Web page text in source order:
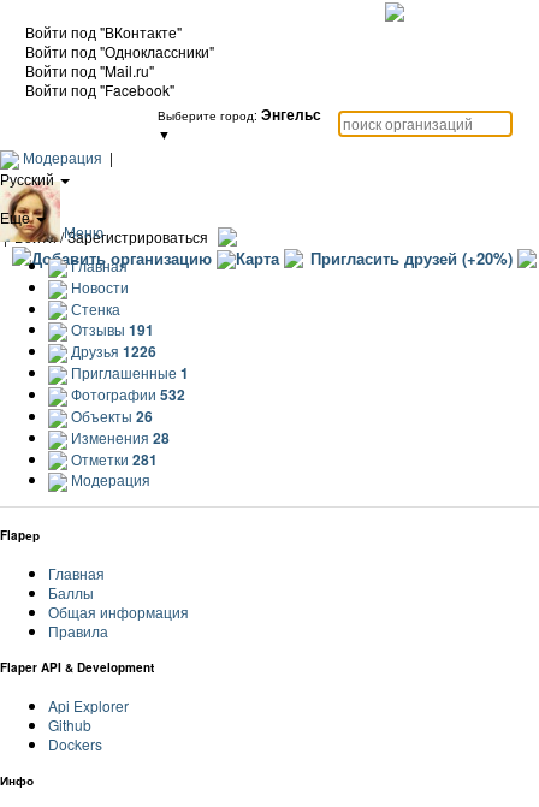
Войти под "ВКонтакте"
Войти под "Одноклассники"
Войти под "Mail.ru"
Войти под "Facebook"
Выберите город: Энгельс
▼
Модерация |
Русский
|
Еще
|Войти / Зарегистрироваться
Добавить организацию Карта Пригласить друзей (+20%)
Меню
Главная
Новости
Стенка
Отзывы 191
Друзья 1226
Приглашенные 1
Фотографии 532
Объекты 26
Изменения 28
Отметки 281
Модерация
Flapер
Главная
Баллы
Общая информация
Правила
Flaper API & Development
Api Explorer
Github
Dockers
Инфо